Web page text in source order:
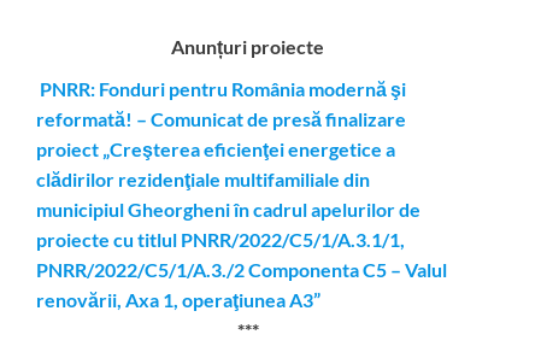
Anunțuri proiecte
PNRR: Fonduri pentru România modernă şi
reformată! – Comunicat de presă finalizare
proiect „Creşterea eficienţei energetice a
clădirilor rezidenţiale multifamiliale din
municipiul Gheorgheni în cadrul apelurilor de
proiecte cu titlul PNRR/2022/C5/1/A.3.1/1,
PNRR/2022/C5/1/A.3./2 Componenta C5 – Valul
renovării, Axa 1, operaţiunea A3”
***